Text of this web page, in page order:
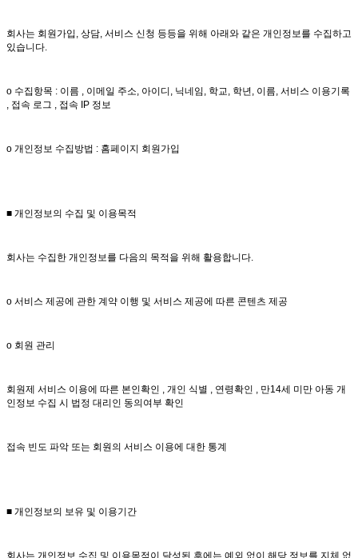
회사는 회원가입, 상담, 서비스 신청 등등을 위해 아래와 같은 개인정보를 수집하고
있습니다.
ο 수집항목 : 이름 , 이메일 주소, 아이디, 닉네임, 학교, 학년, 이름, 서비스 이용기록
, 접속 로그 , 접속 IP 정보
ο 개인정보 수집방법 : 홈페이지 회원가입
■ 개인정보의 수집 및 이용목적
회사는 수집한 개인정보를 다음의 목적을 위해 활용합니다.
ο 서비스 제공에 관한 계약 이행 및 서비스 제공에 따른 콘텐츠 제공
ο 회원 관리
회원제 서비스 이용에 따른 본인확인 , 개인 식별 , 연령확인 , 만14세 미만 아동 개
인정보 수집 시 법정 대리인 동의여부 확인
접속 빈도 파악 또는 회원의 서비스 이용에 대한 통계
■ 개인정보의 보유 및 이용기간
회사는 개인정보 수집 및 이용목적이 달성된 후에는 예외 없이 해당 정보를 지체 없